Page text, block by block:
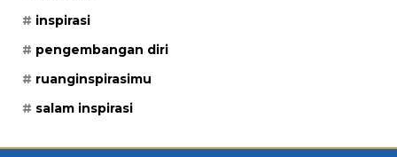
inspirasi
pengembangan diri
ruanginspirasimu
salam inspirasi